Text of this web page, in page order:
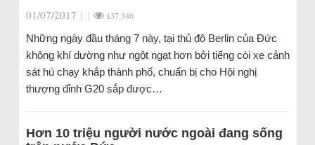
01/07/2017 | | 137.346
Những ngày đầu tháng 7 này, tại thủ đô Berlin của Đức
không khí dường như ngột ngạt hơn bởi tiếng còi xe cảnh
sát hú chạy khắp thành phố, chuẩn bị cho Hội nghị
thượng đỉnh G20 sắp được…
Hơn 10 triệu người nước ngoài đang sống